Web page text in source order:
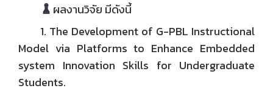
ผลงานวิจัย มีดังนี้
1. The Development of G-PBL Instructional
Model via Platforms to Enhance Embedded
system Innovation Skills for Undergraduate
Students.